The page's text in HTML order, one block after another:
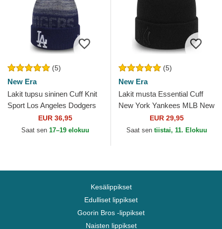
(5)
New Era
Lakit tupsu sininen Cuff Knit
Sport Los Angeles Dodgers
MLB New EraEUR 36,95
Saat sen 17–19 elokuu
(5)
New Era
Lakit musta Essential Cuff
New York Yankees MLB New
EUR 29,95
Saat sen tiistai, 11. Elokuu
Kesälippikset
Edulliset lippikset
Goorin Bros -lippikset
Naisten lippikset